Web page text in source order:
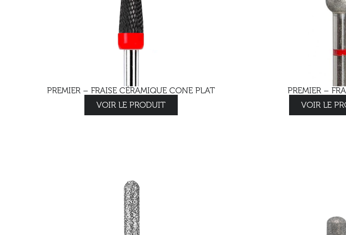
PREMIER – FRAISE CÉRAMIQUE CONE PLAT
VOIR LE PRODUIT
PREMIER –
VOIR LE